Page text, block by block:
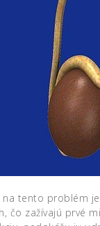
na tento problém
čo zažívajú prvé